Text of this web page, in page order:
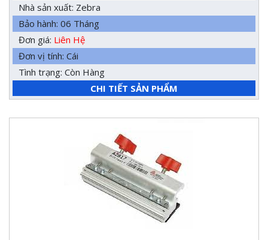
Nhà sản xuất: Zebra
Bảo hành: 06 Tháng
Đơn giá: Liên Hệ
Đơn vị tính: Cái
Tình trạng: Còn Hàng
CHI TIẾT SẢN PHẨM